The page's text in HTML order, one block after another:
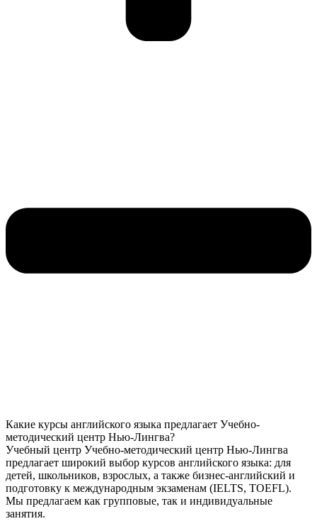
Какие курсы английского языка предлагает Учебно-
методический центр Нью-Лингва?
Учебный центр Учебно-методический центр Нью-Лингва
предлагает широкий выбор курсов английского языка: для
детей, школьников, взрослых, а также бизнес-английский и
подготовку к международным экзаменам (IELTS, TOEFL).
Мы предлагаем как групповые, так и индивидуальные
занятия.